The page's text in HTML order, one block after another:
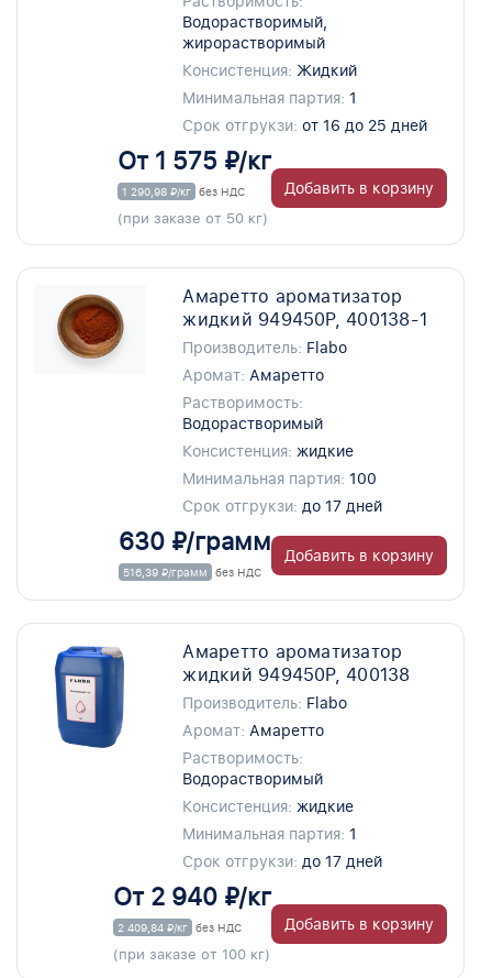
Водорастворимый,
жирорастворимый
Консистенция: Жидкий
Минимальная партия: 1
Срок отгрукзи: от 16 до 25 дней
От 1 575 ₽/кг
1 290,98 ₽/кг без НДС
(при заказе от 50 кг)
Добавить в корзину
Амаретто ароматизатор
жидкий 949450P, 400138-1
Производитель: Flabo
Аромат: Амаретто
Растворимость:
Водорастворимый
Консистенция: жидкие
Минимальная партия: 100
Срок отгрукзи: до 17 дней
630 ₽/грамм
516,39 ₽/грамм без НДС
Добавить в корзину
Амаретто ароматизатор
жидкий 949450P, 400138
Производитель: Flabo
Аромат: Амаретто
Растворимость:
Водорастворимый
Консистенция: жидкие
Минимальная партия: 1
Срок отгрукзи: до 17 дней
От 2 940 ₽/кг
2 409,84 ₽/кг без НДС
(при заказе от 100 кг)
Добавить в корзину